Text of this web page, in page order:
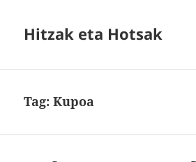
Hitzak eta Hotsak
Tag:Kupoa